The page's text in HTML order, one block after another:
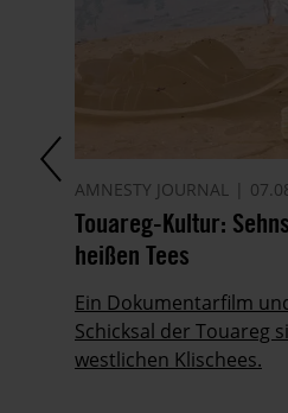
AMNESTY JOURNAL
Touareg-Kultur:
heißen Tees
Ein Dokumentarfilm
Schicksal der Touareg
westlichen Klischees.